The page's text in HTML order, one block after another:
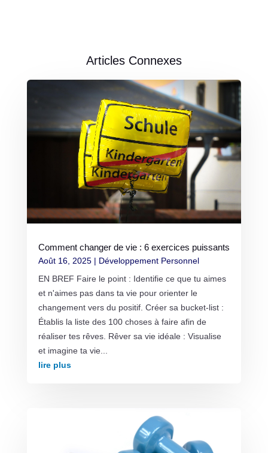
Articles Connexes
Comment changer de vie : 6 exercices puissants
Août 16, 2025| Développement Personnel
EN BREF Faire le point : Identifie ce que tu aimes
et n'aimes pas dans ta vie pour orienter le
changement vers du positif. Créer sa bucket-list :
Établis la liste des 100 choses à faire afin de
réaliser tes rêves. Rêver sa vie idéale : Visualise
et imagine ta vie...
lire plus